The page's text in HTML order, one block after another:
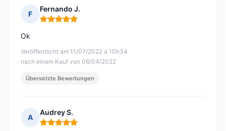
F
Fernando J.
Hinweis: 5 von 5
Veröffentlicht am 11/07/2022 à 10h34
nach einem Kauf von 06/04/2022
Ok
Übersetzte Bewertungen
A
Audrey S.
Hinweis: 5 von 5